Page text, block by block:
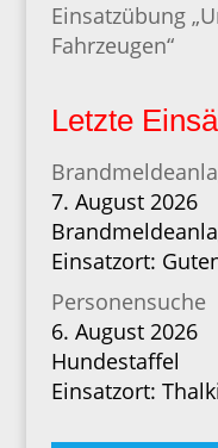
Einsatzübung
Fahrzeugen“
Letzte
7. August 2026
Einsatzort:
Personensuche
6. August 2026
Hundestaffel
Einsatzort: